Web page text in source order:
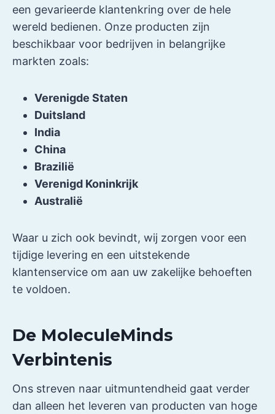
een gevarieerde klantenkring over de hele
wereld bedienen. Onze producten zijn
beschikbaar voor bedrijven in belangrijke
markten zoals:
Verenigde Staten
Duitsland
India
China
Brazilië
Verenigd Koninkrijk
Australië
Waar u zich ook bevindt, wij zorgen voor een
tijdige levering en een uitstekende
klantenservice om aan uw zakelijke behoeften
te voldoen.
De MoleculeMinds
Verbintenis
Ons streven naar uitmuntendheid gaat verder
dan alleen het leveren van producten van hoge